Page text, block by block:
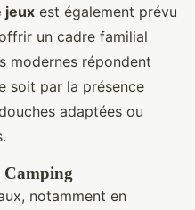
jeux est également prévu
un cadre familial
modernes répondent
soit par la présence
adaptées ou
Camping
notamment en